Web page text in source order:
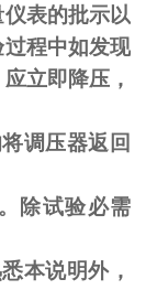
表的批示以
程中如发现
立即降压，
调压器返回
除试验必需
本说明外，